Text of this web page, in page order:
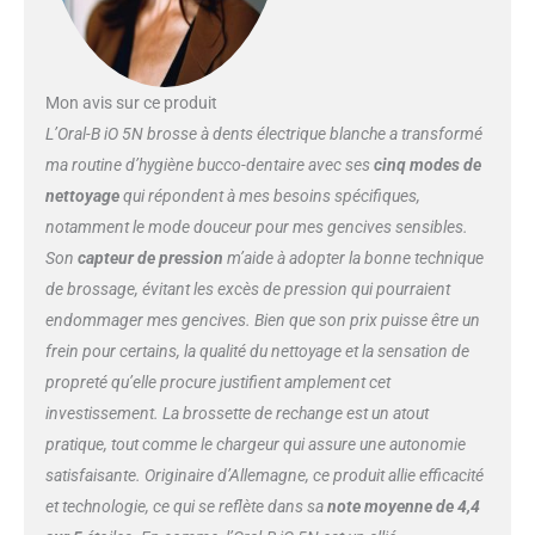
principale cause d'irritation 5
MODES POUR UN SOIN
PERSONNALISÉ DES GENCIVES
modes "Douceur" et "Extra-
Douceur" pour un soin sur-
mesure et un confort maximal
sur les zones les plus délicates
RECOMMANDÉE PAR LES
DENTISTES : Recommandée
officiellement par les chirurgiens-
dentistes de l'Union Française
pour la Santé Bucco-Dentaire
(UFSBD) UN BROSSAGE
OPTIMAL POUR VOS GENCIVES
: La brosse vous signale quand
voyant lumineux. Des brins
neufs garantissent un brossage
plus efficace contre la plaque
dentaire et un contact plus doux
Mon avis sur ce produit
L’Oral-B iO 5N brosse à dents électrique blanche a transformé
ma routine d’hygiène bucco-dentaire avec sescinq modes de
nettoyagequi répondent à mes besoins spécifiques,
notamment le mode douceur pour mes gencives sensibles.
Son capteur de pression m’aide à adopter la bonne technique
de brossage, évitant les excès de pression qui pourraient
endommager mes gencives. Bien que son prix puisse être un
frein pour certains, la qualité du nettoyage et la sensation de
propreté qu’elle procure justifient amplement cet
investissement. La brossette de rechange est un atout
pratique, tout comme le chargeur qui assure une autonomie
satisfaisante. Originaire d’Allemagne, ce produit allie efficacité
et technologie, ce qui se reflète dans sanote moyenne de 4,4